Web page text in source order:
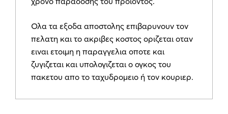
&
quantity
Ολα τα εξοδα αποστολης επιβαρυνουν τον
πελατη και το ακριβες κοστος οριζεται οταν
ειναι ετοιμη η παραγγελια οποτε και
ζυγιζεται και υπολογιζεται ο ογκος του
πακετου απο το ταχυδρομειο ή τον κουριερ.